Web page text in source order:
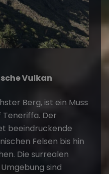
Vulkan
Berg, ist ein Muss
Teneriffa. Der
beeindruckende
Felsen bis hin
Die surrealen
sind